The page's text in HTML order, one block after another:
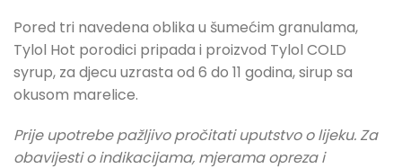
Pored tri navedena oblika u šumećim granulama,
Tylol Hot porodici pripada i proizvod Tylol COLD
syrup, za djecu uzrasta od 6 do 11 godina, sirup sa
okusom marelice.
Prije upotrebe pažljivo pročitati uputstvo o lijeku. Za
obavijesti o indikacijama, mjerama opreza i